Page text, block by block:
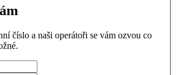
číslo a naši operátoři se vám ozvou co